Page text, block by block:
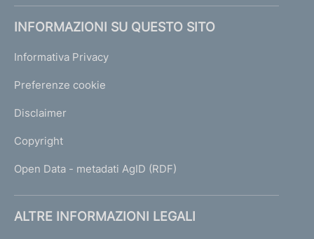
INFORMAZIONI SU QUESTO SITO
Informativa Privacy
Preferenze cookie
Disclaimer
Copyright
Open Data - metadati AgID (RDF)
ALTRE INFORMAZIONI LEGALI